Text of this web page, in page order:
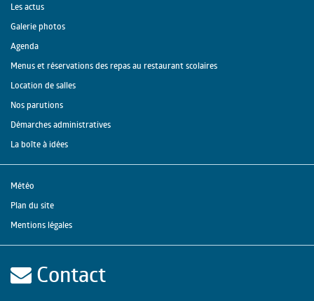
Les actus
Galerie photos
Agenda
Menus et réservations des repas au restaurant scolaires
Location de salles
Nos parutions
Démarches administratives
La boîte à idées
Météo
Plan du site
Mentions légales
Contact